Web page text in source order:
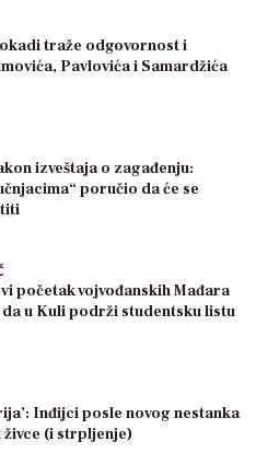
traže odgovornost i
Pavlovića i Samardžića
izveštaja o zagađenju:
poručio da će se
početak vojvođanskih Mađara
da u Kuli podrži studentsku listu
Inđijci posle novog nestanka
(i strpljenje)